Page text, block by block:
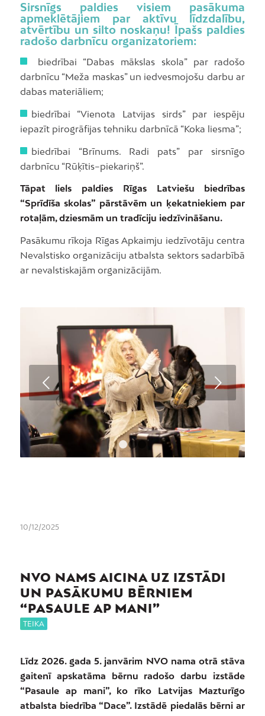
Sirsnīgs paldies visiem pasākuma
apmeklētājiem par aktīvu līdzdalību,
atvērtību un silto noskaņu! Īpašs paldies
radošo darbnīcu organizatoriem:
biedrībai “Dabas mākslas skola” par radošo
darbnīcu “Meža maskas” un iedvesmojošu darbu ar
dabas materiāliem;
biedrībai “Vienota Latvijas sirds” par iespēju
iepazīt pirogrāfijas tehniku darbnīcā “Koka liesma”;
biedrībai “Brīnums. Radi pats” par sirsnīgo
darbnīcu “Rūķītis–piekariņš”.
Tāpat liels paldies Rīgas Latviešu biedrības
“Sprīdīša skolas” pārstāvēm un ķekatniekiem par
rotaļām, dziesmām un tradīciju iedzīvināšanu.
Pasākumu rīkoja Rīgas Apkaimju iedzīvotāju centra
Nevalstisko organizāciju atbalsta sektors sadarbībā
ar nevalstiskajām organizācijām.
Next
1
10/12/2025
NVO NAMS AICINA UZ IZSTĀDI
UN PASĀKUMU BĒRNIEM
“PASAULE AP MANI”
TEIKA
Līdz 2026. gada 5. janvārim NVO nama otrā stāva
gaitenī apskatāma bērnu radošo darbu izstāde
“Pasaule ap mani”, ko rīko Latvijas Mazturīgo
atbalsta biedrība “Dace”. Izstādē piedalās bērni ar